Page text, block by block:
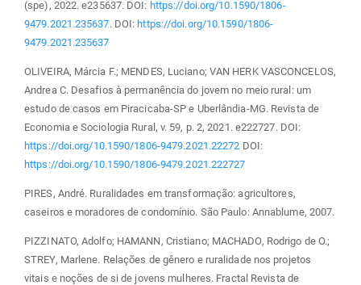
(spe), 2022. e235637. DOI: https://doi.org/10.1590/1806-
9479.2021.235637. DOI: https://doi.org/10.1590/1806-
9479.2021.235637
OLIVEIRA, Márcia F.; MENDES, Luciano; VAN HERK VASCONCELOS,
Andrea C. Desafios à permanência do jovem no meio rural: um
estudo de casos em Piracicaba-SP e Uberlândia-MG. Revista de
Economia e Sociologia Rural, v. 59, p. 2, 2021. e222727. DOI:
https://doi.org/10.1590/1806-9479.2021.22272 DOI:
https://doi.org/10.1590/1806-9479.2021.222727
PIRES, André. Ruralidades em transformação: agricultores,
caseiros e moradores de condomínio. São Paulo: Annablume, 2007.
PIZZINATO, Adolfo; HAMANN, Cristiano; MACHADO, Rodrigo de O.;
STREY, Marlene. Relações de gênero e ruralidade nos projetos
vitais e noções de si de jovens mulheres. Fractal Revista de